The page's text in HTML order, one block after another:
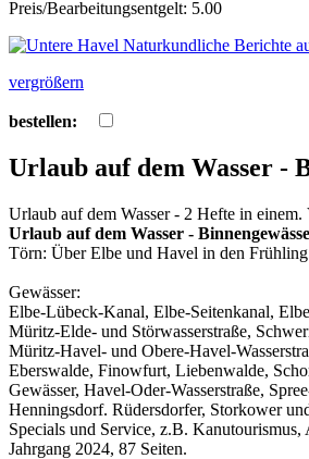
Preis/Bearbeitungsentgelt: 5.00
vergrößern
bestellen:
Urlaub auf dem Wasser -
Urlaub auf dem Wasser - 2 Hefte in
Urlaub auf dem Wasser -
Törn: Über Elbe und Havel in den
Gewässer:
Elbe-Lübeck-Kanal, Elbe-Seitenkanal,
Müritz-Elde- und Störwasserstraße,
Müritz-Havel- und Obere-Havel-
Eberswalde, Finowfurt, Liebenwalde,
Gewässer, Havel-Oder-Wasserstraße,
Henningsdorf. Rüdersdorfer, Storkower
Specials und Service, z.B. Kanutourismus,
Jahrgang 2024, 87 Seiten.